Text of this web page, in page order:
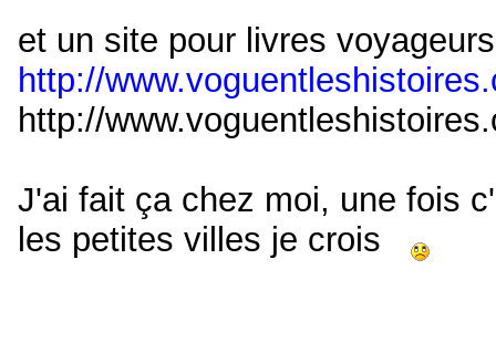
et un site pour livres
http://
http://
J'ai fait ça chez moi, une fois
les petites villes je crois